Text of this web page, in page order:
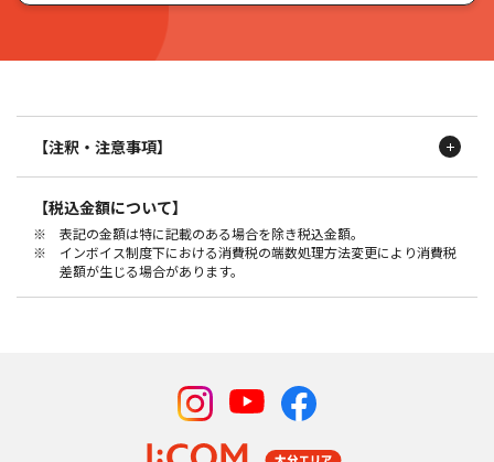
【注釈・注意事項】
※ 通信速度は、ネットワークからONUへ提供する技術規格上の最大速
※ 利用環境・利用機器により通信速度が低下する場合あり。
※ Wi-Fiの利用には、規格に対応したパソコン、スマートフォン、タブ
レットなどの端末が必要。
※ 別途、機器（ポッド）1台の設置が必要。
【税込金額について】
※ 表記の金額は特に記載のある場合を除き税込金額。
※ インボイス制度下における消費税の端数処理方法変更により消費税
差額が生じる場合があります。